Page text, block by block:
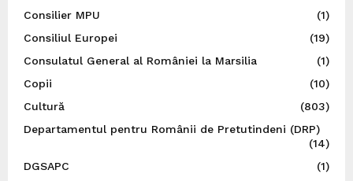
Consilier MPU
(1)
Consiliul Europei
(19)
Consulatul General al României la Marsilia
(1)
Copii
(10)
Cultură
(803)
Departamentul pentru Românii de Pretutindeni (DRP)
(14)
DGSAPC
(1)